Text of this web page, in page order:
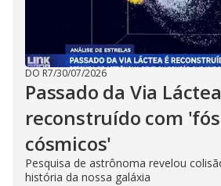
DO R7/30/07/2026
Passado da Via
reconstruído com
cósmicos'
Pesquisa de astrônoma revelou
história da nossa galáxia